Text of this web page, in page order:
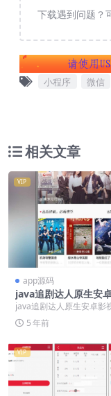
下载遇到问题？
小程序 微信
相关文章
VIP
app源码
java追剧达人原生安卓
P源码 对接苹果CMS
java追剧达人原生安卓影
码 对接苹果CMS 修改版
苹果...5 年前
VIP